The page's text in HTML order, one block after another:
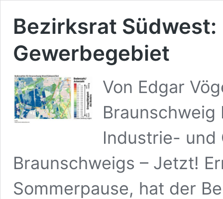
Bezirksrat Südwest:
Gewerbegebiet
Von Edgar
Industrie- und
Braunschweigs – Jetzt!
Sommerpause, hat der